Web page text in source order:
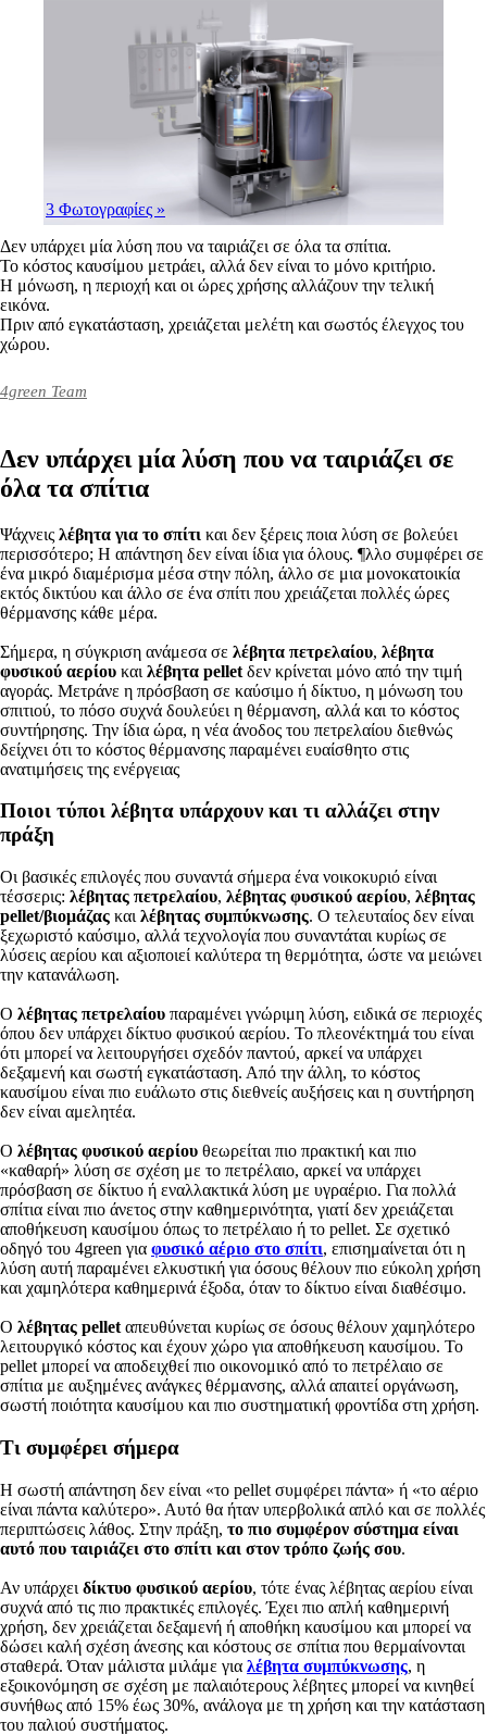
3 Φωτογραφίες »
Δεν υπάρχει μία λύση που να ταιριάζει σε όλα τα σπίτια.
Το κόστος καυσίμου μετράει, αλλά δεν είναι το μόνο κριτήριο.
Η μόνωση, η περιοχή και οι ώρες χρήσης αλλάζουν την τελική
εικόνα.
Πριν από εγκατάσταση, χρειάζεται μελέτη και σωστός έλεγχος του
χώρου.
4green Team
Δεν υπάρχει μία λύση που να ταιριάζει σε
όλα τα σπίτια
Ψάχνεις λέβητα για το σπίτι και δεν ξέρεις ποια λύση σε βολεύει
περισσότερο; Η απάντηση δεν είναι ίδια για όλους. ¶λλο συμφέρει σε
ένα μικρό διαμέρισμα μέσα στην πόλη, άλλο σε μια μονοκατοικία
εκτός δικτύου και άλλο σε ένα σπίτι που χρειάζεται πολλές ώρες
θέρμανσης κάθε μέρα.
Σήμερα, η σύγκριση ανάμεσα σε λέβητα πετρελαίου, λέβητα
φυσικού αερίου και λέβητα pellet δεν κρίνεται μόνο από την τιμή
αγοράς. Μετράνε η πρόσβαση σε καύσιμο ή δίκτυο, η μόνωση του
σπιτιού, το πόσο συχνά δουλεύει η θέρμανση, αλλά και το κόστος
συντήρησης. Την ίδια ώρα, η νέα άνοδος του πετρελαίου διεθνώς
δείχνει ότι το κόστος θέρμανσης παραμένει ευαίσθητο στις
ανατιμήσεις της ενέργειας
Ποιοι τύποι λέβητα υπάρχουν και τι αλλάζει στην
πράξη
Οι βασικές επιλογές που συναντά σήμερα ένα νοικοκυριό είναι
τέσσερις: λέβητας πετρελαίου, λέβητας φυσικού αερίου, λέβητας
pellet/βιομάζας και λέβητας συμπύκνωσης. Ο τελευταίος δεν είναι
ξεχωριστό καύσιμο, αλλά τεχνολογία που συναντάται κυρίως σε
λύσεις αερίου και αξιοποιεί καλύτερα τη θερμότητα, ώστε να μειώνει
την κατανάλωση.
Ο λέβητας πετρελαίου παραμένει γνώριμη λύση, ειδικά σε περιοχές
όπου δεν υπάρχει δίκτυο φυσικού αερίου. Το πλεονέκτημά του είναι
ότι μπορεί να λειτουργήσει σχεδόν παντού, αρκεί να υπάρχει
δεξαμενή και σωστή εγκατάσταση. Από την άλλη, το κόστος
καυσίμου είναι πιο ευάλωτο στις διεθνείς αυξήσεις και η συντήρηση
δεν είναι αμελητέα.
Ο λέβητας φυσικού αερίου θεωρείται πιο πρακτική και πιο
«καθαρή» λύση σε σχέση με το πετρέλαιο, αρκεί να υπάρχει
πρόσβαση σε δίκτυο ή εναλλακτικά λύση με υγραέριο. Για πολλά
σπίτια είναι πιο άνετος στην καθημερινότητα, γιατί δεν χρειάζεται
αποθήκευση καυσίμου όπως το πετρέλαιο ή το pellet. Σε σχετικό
οδηγό του 4green για φυσικό αέριο στο σπίτι, επισημαίνεται ότι η
λύση αυτή παραμένει ελκυστική για όσους θέλουν πιο εύκολη χρήση
και χαμηλότερα καθημερινά έξοδα, όταν το δίκτυο είναι διαθέσιμο.
Ο λέβητας pellet απευθύνεται κυρίως σε όσους θέλουν χαμηλότερο
λειτουργικό κόστος και έχουν χώρο για αποθήκευση καυσίμου. Το
pellet μπορεί να αποδειχθεί πιο οικονομικό από το πετρέλαιο σε
σπίτια με αυξημένες ανάγκες θέρμανσης, αλλά απαιτεί οργάνωση,
σωστή ποιότητα καυσίμου και πιο συστηματική φροντίδα στη χρήση.
Τι συμφέρει σήμερα
Η σωστή απάντηση δεν είναι «το pellet συμφέρει πάντα» ή «το αέριο
είναι πάντα καλύτερο». Αυτό θα ήταν υπερβολικά απλό και σε πολλές
περιπτώσεις λάθος. Στην πράξη, το πιο συμφέρον σύστημα είναι
αυτό που ταιριάζει στο σπίτι και στον τρόπο ζωής σου.
Αν υπάρχει δίκτυο φυσικού αερίου, τότε ένας λέβητας αερίου είναι
συχνά από τις πιο πρακτικές επιλογές. Έχει πιο απλή καθημερινή
χρήση, δεν χρειάζεται δεξαμενή ή αποθήκη καυσίμου και μπορεί να
δώσει καλή σχέση άνεσης και κόστους σε σπίτια που θερμαίνονται
σταθερά. Όταν μάλιστα μιλάμε για λέβητα συμπύκνωσης, η
εξοικονόμηση σε σχέση με παλαιότερους λέβητες μπορεί να κινηθεί
συνήθως από 15% έως 30%, ανάλογα με τη χρήση και την κατάσταση
του παλιού συστήματος.